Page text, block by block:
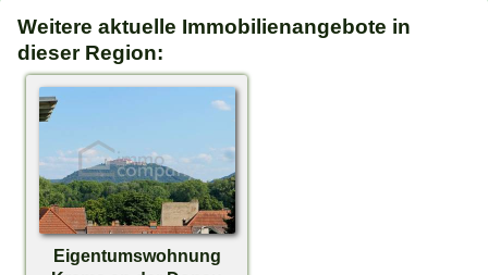
Weitere aktuelle Immobilienangebote in
dieser Region:
Eigentumswohnung